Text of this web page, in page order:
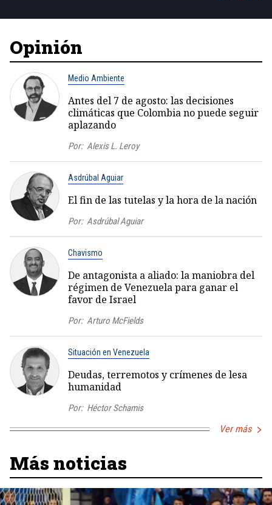
Opinión
Medio Ambiente
Antes del 7 de agosto: las decisiones
climáticas que Colombia no puede seguir
aplazando
Por: Alexis L. Leroy
Asdrúbal Aguiar
El fin de las tutelas y la hora de la nación
Por: Asdrúbal Aguiar
Chavismo
De antagonista a aliado: la maniobra del
régimen de Venezuela para ganar el
favor de Israel
Por: Arturo McFields
Situación en Venezuela
Deudas, terremotos y crímenes de lesa
humanidad
Por: Héctor Schamis
Ver más
Más noticias